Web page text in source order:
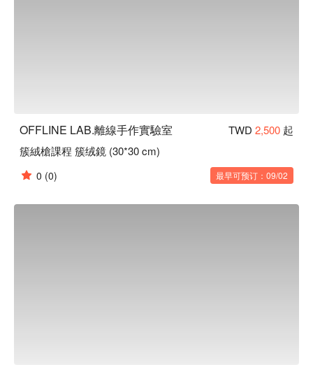
OFFLINE LAB.離線手作實驗室 TWD 2,500 起
簇絨槍課程 簇绒鏡 (30*30 cm)
0 (0) 最早可预订：09/02